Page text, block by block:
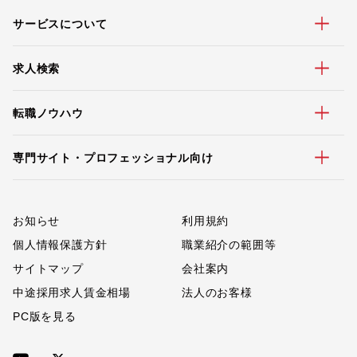
サービスについて
求人検索
転職ノウハウ
専門サイト・プロフェッショナル向け
お知らせ
利用規約
個人情報保護方針
職業紹介の範囲等
サイトマップ
会社案内
中途採用求人賃金相場
法人のお客様
PC版を見る